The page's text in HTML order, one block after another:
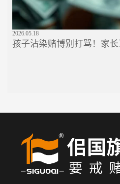
2026.05.18
孩子沾染赌博别打骂！家